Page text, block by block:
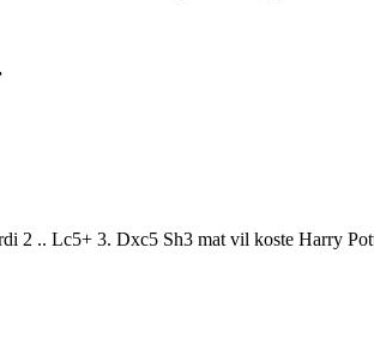
.. Lc5+ 3. Dxc5 Sh3 mat vil koste Harry